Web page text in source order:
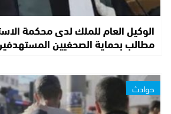
الوكيل العام للملك لدى محكمة
مطالب بحماية الصحفيين
حوادث